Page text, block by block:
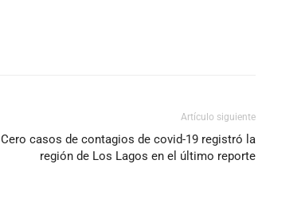
Artículo siguiente
Cero casos de contagios de covid-19 registró la
región de Los Lagos en el último reporte